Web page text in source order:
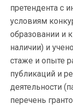
претендента с
условиям
образовании и
наличии) и
стаже и опыте
публикаций и
деятельности
перечень